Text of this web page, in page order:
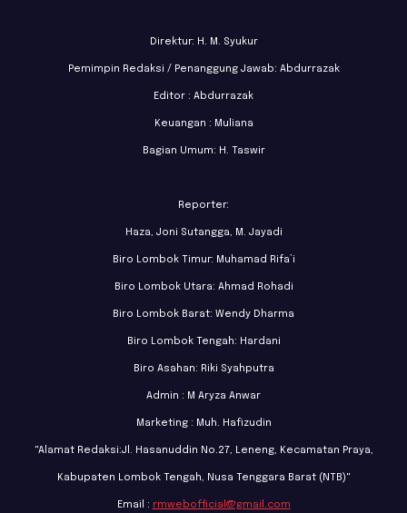
Direktur: H. M. Syukur
Pemimpin Redaksi / Penanggung Jawab: Abdurrazak
Editor : Abdurrazak
Keuangan : Muliana
Bagian Umum: H. Taswir
Reporter:
Haza, Joni Sutangga, M. Jayadi
Biro Lombok Timur: Muhamad Rifa’i
Biro Lombok Utara: Ahmad Rohadi
Biro Lombok Barat: Wendy Dharma
Biro Lombok Tengah: Hardani
Biro Asahan: Riki Syahputra
Admin : M Aryza Anwar
Marketing : Muh. Hafizudin
"Alamat Redaksi:Jl. Hasanuddin No.27, Leneng, Kecamatan Praya,
Kabupaten Lombok Tengah, Nusa Tenggara Barat (NTB)"
Email : rmwebofficial@gmail.com